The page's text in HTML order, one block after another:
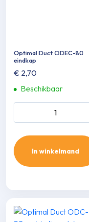
Optimal Duct ODEC-80
eindkap
€ 2,70
Beschikbaar
In winkelmand